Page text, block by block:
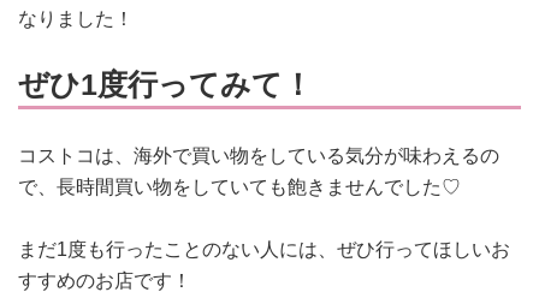
なりました！
ぜひ1度行ってみて！
コストコは、海外で買い物をしている気分が味わえるの
で、長時間買い物をしていても飽きませんでした♡
まだ1度も行ったことのない人には、ぜひ行ってほしいお
すすめのお店です！